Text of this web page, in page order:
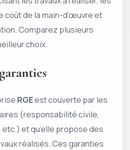
coût de la main-d’œuvre et
Comparez plusieurs
choix.
RGEest couverte par les
(responsabilité civile,
et qu’elle propose des
réalisés. Ces garanties